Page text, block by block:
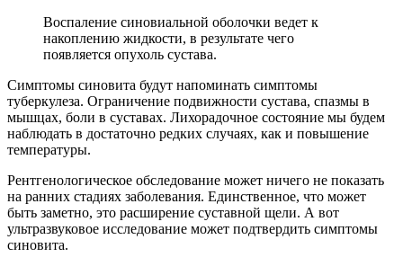
Воспаление синовиальной оболочки ведет к
накоплению жидкости, в результате чего
появляется опухоль сустава.
Симптомы синовита будут напоминать симптомы
туберкулеза. Ограничение подвижности сустава, спазмы в
мышцах, боли в суставах. Лихорадочное состояние мы будем
наблюдать в достаточно редких случаях, как и повышение
температуры.
Рентгенологическое обследование может ничего не показать
на ранних стадиях заболевания. Единственное, что может
быть заметно, это расширение суставной щели. А вот
ультразвуковое исследование может подтвердить симптомы
синовита.